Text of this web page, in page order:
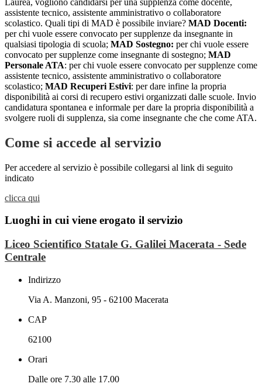
Laurea, vogliono candidarsi per una supplenza come docente,
assistente tecnico, assistente amministrativo o collaboratore
scolastico. Quali tipi di MAD è possibile inviare? MAD Docenti:
per chi vuole essere convocato per supplenze da insegnante in
qualsiasi tipologia di scuola; MAD Sostegno: per chi vuole essere
convocato per supplenze come insegnante di sostegno; MAD
Personale ATA: per chi vuole essere convocato per supplenze come
assistente tecnico, assistente amministrativo o collaboratore
scolastico; MAD Recuperi Estivi: per dare infine la propria
disponibilità ai corsi di recupero estivi organizzati dalle scuole. Invio
candidatura spontanea e informale per dare la propria disponibilità a
svolgere ruoli di supplenza, sia come insegnante che che come ATA.
Come si accede al servizio
Per accedere al servizio è possibile collegarsi al link di seguito
indicato
clicca qui
Luoghi in cui viene erogato il servizio
Liceo Scientifico Statale G. Galilei Macerata - Sede
Centrale
Indirizzo
Via A. Manzoni, 95 - 62100 Macerata
CAP
62100
Orari
Dalle ore 7.30 alle 17.00